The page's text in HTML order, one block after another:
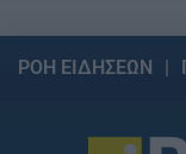
ΡΟΗ ΕΙΔΗΣΕΩΝ